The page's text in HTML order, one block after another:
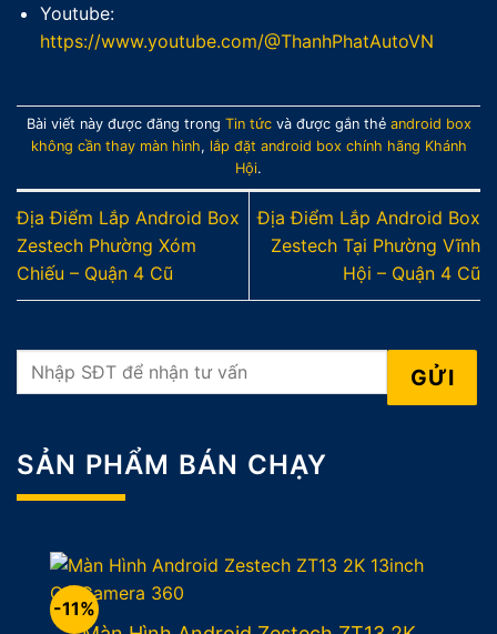
Youtube:
https://www.youtube.com/@ThanhPhatAutoVN
Bài viết này được đăng trong Tin tứcvà được gắn thẻ android box
không cần thay màn hình, lắp đặt android box chính hãng Khánh
Hội.
Địa Điểm Lắp Android Box
Zestech Phường Xóm
Chiếu – Quận 4 Cũ
Địa Điểm Lắp Android Box
Zestech Tại Phường Vĩnh
Hội – Quận 4 Cũ
SẢN PHẨM BÁN CHẠY
-11%